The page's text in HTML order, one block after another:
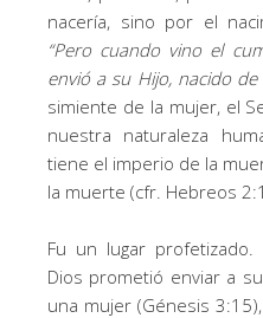
nacería, sino por el
“Pero cuando vino el
envió a su Hijo, nacido
simiente de la mujer, el
nuestra naturaleza
tiene el imperio de la
la muerte (cfr. Hebreos
Fu un lugar
Dios prometió enviar a
una mujer (Génesis